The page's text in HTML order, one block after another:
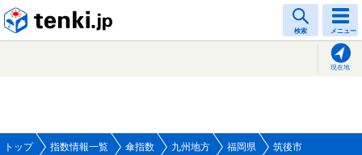
検索 メニュー
現在地
トップ 指数情報一覧 傘指数 九州地方 福岡県 筑後市